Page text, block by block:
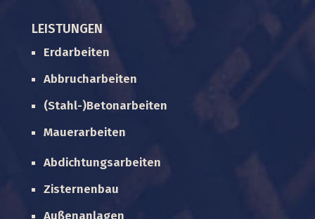
LEISTUNGEN
Erdarbeiten
Abbrucharbeiten
(Stahl-)Betonarbeiten
Mauerarbeiten
Abdichtungsarbeiten
Zisternenbau
Außenanlagen